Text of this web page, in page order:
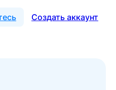
Создать аккаунт